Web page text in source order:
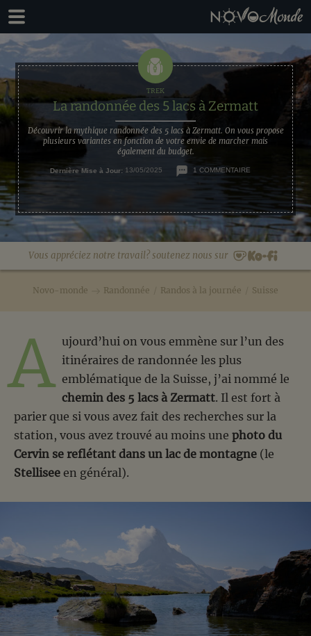
Passer
la
navigation
principale
Passer
au
contenu
principal
Vous appréciez notre travail? soutenez nous sur
Novo-monde Randonnée Randos à la journée Suisse
La randonnée des 5 lacs à Zermatt
Découvrir la mythique randonnée des 5 lacs à Zermatt. On vous propose
plusieurs variantes en fonction de votre envie de marcher mais
également du budget.
Dernière Mise à Jour: 13/05/2025 1 COMMENTAIRE
A ujourd’hui on vous emmène sur l’un des
itinéraires de randonnée les plus
emblématique de la Suisse, j’ai nommé le
chemin des 5 lacs à Zermatt. Il est fort à
parier que si vous avez fait des recherches sur la
station, vous avez trouvé au moins une photo du
Cervin se reflétant dans un lac de montagne (le
Stellisee en général).